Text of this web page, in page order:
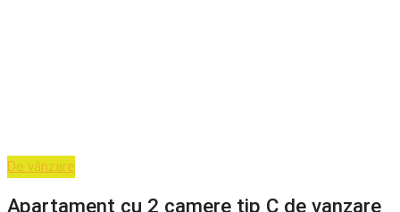
De vânzare
Apartament cu 2 camere tip C de vanzare